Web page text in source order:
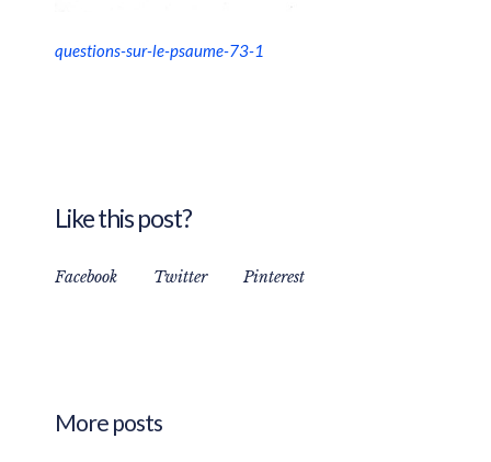
questions-sur-le-psaume-73-1
Like this post?
Facebook Twitter Pinterest
More posts